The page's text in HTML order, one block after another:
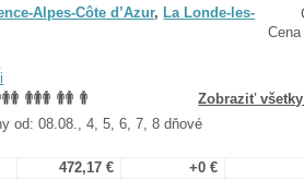
Alpes-Côte d’Azur, La Londe-les-
Zobraziť
od: 08.08., 4, 5, 6, 7, 8 dňové
472,17 €
+0 €